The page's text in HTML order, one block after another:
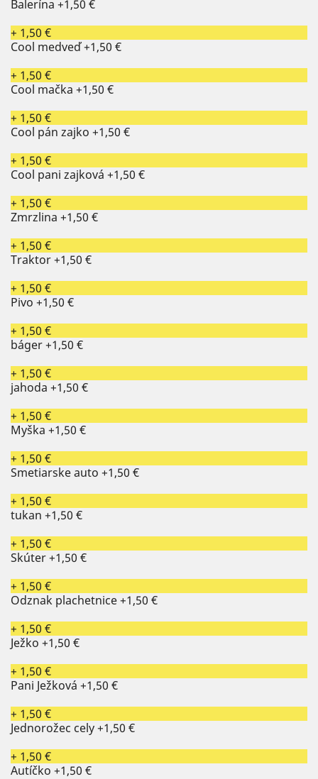
Balerína +1,50 €
+ 1,50 €
Cool medveď+1,50 €
+ 1,50 €
Cool mačka +1,50 €
+ 1,50 €
Cool pán zajko +1,50 €
+ 1,50 €
Cool pani zajková +1,50 €
+ 1,50 €
Zmrzlina +1,50 €
+ 1,50 €
Traktor+1,50 €
+ 1,50 €
Pivo +1,50 €
+ 1,50 €
báger+1,50 €
+ 1,50 €
jahoda +1,50 €
+ 1,50 €
Myška +1,50 €
+ 1,50 €
Smetiarske auto +1,50 €
+ 1,50 €
tukan +1,50 €
+ 1,50 €
Skúter+1,50 €
+ 1,50 €
Odznak plachetnice+1,50 €
+ 1,50 €
Ježko +1,50 €
+ 1,50 €
Pani Ježková +1,50 €
+ 1,50 €
Jednorožec cely+1,50 €
+ 1,50 €
Autíčko +1,50 €